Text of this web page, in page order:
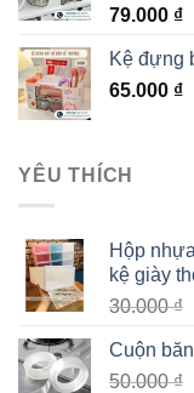
79.000 ₫
Kệ đựng
65.000 ₫
YÊU THÍCH
Hộp
kệ giày
30.000₫
Cuộn
50.000₫